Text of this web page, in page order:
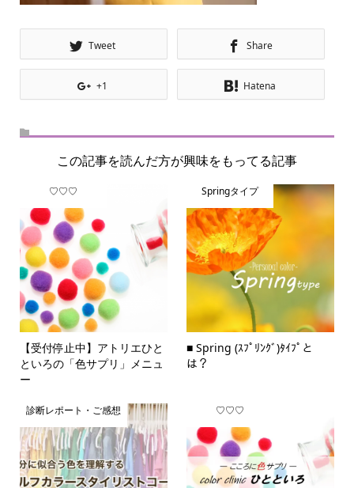
Tweet Share
+1 Hatena
この記事を読んだ方が興味をもってる記事
♡♡♡
【受付停止中】アトリエひと
といろの「色サプリ」メニュ
ー
Springタイプ
■ Spring (ｽﾌﾟﾘﾝｸﾞ)ﾀｲﾌﾟと
は？
診断レポート・ご感想 ♡♡♡